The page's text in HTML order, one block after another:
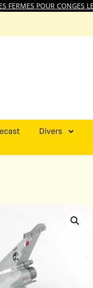
FERMES POUR CONGES
Divers